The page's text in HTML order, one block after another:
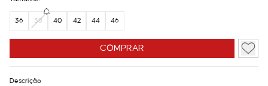
COMPRAR
36 38 40 42 44 46
Descrição